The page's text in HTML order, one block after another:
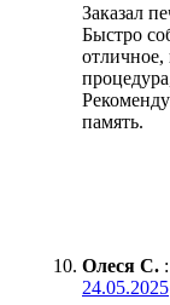
Заказал
Быстро
отличное,
память.
Олеся С. :
24.05.2025